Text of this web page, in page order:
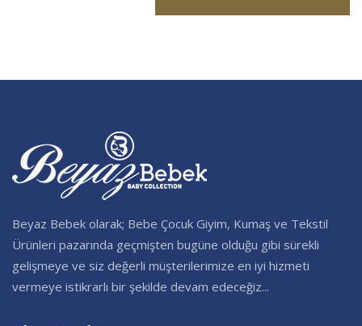
Beyaz Bebek olarak; Bebe Çocuk Giyim, Kumaş ve Tekstil
Ürünleri pazarında geçmişten bugüne olduğu gibi sürekli
gelişmeye ve siz değerli müşterilerimize en iyi hizmeti
vermeye istikrarlı bir şekilde devam edeceğiz...